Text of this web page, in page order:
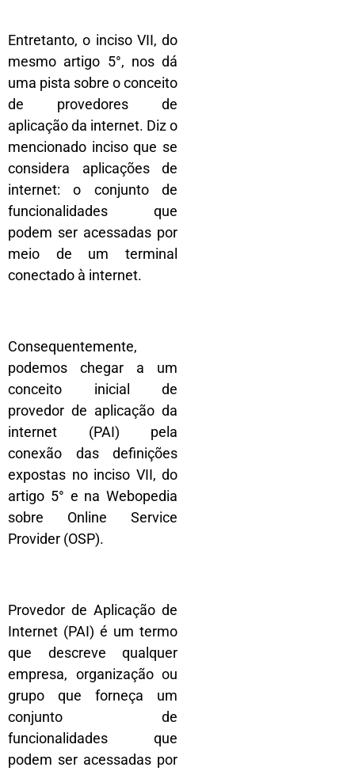
Entretanto, o inciso VII, do
mesmo artigo 5°, nos dá
uma pista sobre o conceito
de provedores de
aplicação da internet. Diz o
mencionado inciso que se
considera aplicações de
internet: o conjunto de
funcionalidades que
podem ser acessadas por
meio de um terminal
conectado à internet.
Consequentemente,
podemos chegar a um
conceito inicial de
provedor de aplicação da
internet (PAI) pela
conexão das definições
expostas no inciso VII, do
artigo 5° e na Webopedia
sobre Online Service
Provider (OSP).
Provedor de Aplicação de
Internet (PAI) é um termo
que descreve qualquer
empresa, organização ou
grupo que forneça um
conjunto de
funcionalidades que
podem ser acessadas por